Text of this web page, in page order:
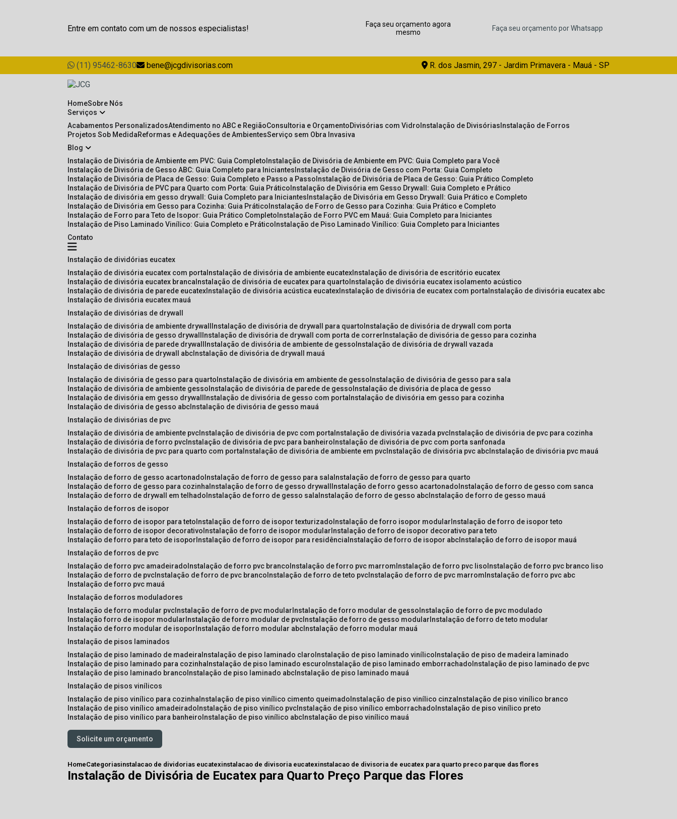
Entre em contato com um de nossos especialistas!
Faça seu orçamento agora
mesmo
Faça seu orçamento por Whatsapp
(11) 95462-8630 bene@jcgdivisorias.com R. dos Jasmin, 297 - Jardim Primavera - Mauá - SP
Home Sobre Nós
Serviços
Acabamentos Personalizados Atendimento no ABC e Região Consultoria e Orçamento Divisórias com Vidro Instalação de Divisórias Instalação de Forros
Projetos Sob Medida
Reformas e Adequações de Ambientes Serviço sem Obra Invasiva
Blog
Instalação de Divisória de Ambiente em PVC: Guia Completo Instalação de Divisória de Ambiente em PVC: Guia Completo para Você
Instalação de Divisória de Gesso ABC: Guia Completo para Iniciantes Instalação de Divisória de Gesso com Porta: Guia Completo
Instalação de Divisória de Placa de Gesso: Guia Completo e Passo a Passo Instalação de Divisória de Placa de Gesso: Guia Prático Completo
Instalação de Divisória de PVC para Quarto com Porta: Guia Prático Instalação de Divisória em Gesso Drywall: Guia Completo e Prático
Instalação de divisória em gesso drywall: Guia Completo para Iniciantes Instalação de Divisória em Gesso Drywall: Guia Prático e Completo
Instalação de Divisória em Gesso para Cozinha: Guia Prático Instalação de Forro de Gesso para Cozinha: Guia Prático e Completo
Instalação de Forro para Teto de Isopor: Guia Prático Completo Instalação de Forro PVC em Mauá: Guia Completo para Iniciantes
Instalação de Piso Laminado Vinílico: Guia Completo e Prático Instalação de Piso Laminado Vinílico: Guia Completo para Iniciantes
Contato
instalação de dividórias eucatex
instalação de divisória eucatex com porta instalação de divisória de ambiente eucatex instalação de divisória de escritório eucatex
instalação de divisória eucatex branca instalação de divisória de eucatex para quarto instalação de divisória eucatex isolamento acústico
instalação de divisória de parede eucatex instalação de divisória acústica eucatex instalação de divisória de eucatex com porta instalação de divisória eucatex abc
instalação de divisória eucatex mauá
instalação de divisórias de drywall
instalação de divisória de ambiente drywall
instalação de divisória de drywall para quarto instalação de divisória de drywall com porta
instalação de divisória de gesso drywall
instalação de divisória de drywall com porta de correr instalação de divisória de gesso para cozinha
instalação de divisória de parede drywall
instalação de divisória de ambiente de gesso instalação de divisória de drywall vazada
instalação de divisória de drywall abc instalação de divisória de drywall mauá
instalação de divisórias de gesso
instalação de divisória de gesso para quarto instalação de divisória em ambiente de gesso instalação de divisória de gesso para sala
instalação de divisória de ambiente gesso instalação de divisória de parede de gesso instalação de divisória de placa de gesso
instalação de divisória em gesso drywall
instalação de divisória de gesso com porta instalação de divisória em gesso para cozinha
instalação de divisória de gesso abc instalação de divisória de gesso mauá
instalação de divisórias de pvc
instalação de divisória de ambiente pvc instalação de divisória de pvc com porta instalação de divisória vazada pvc instalação de divisória de pvc para cozinha
instalação de divisória de forro pvc instalação de divisória de pvc para banheiro instalação de divisória de pvc com porta sanfonada
instalação de divisória de pvc para quarto com porta instalação de divisória de ambiente em pvc instalação de divisória pvc abc instalação de divisória pvc mauá
instalação de forros de gesso
instalação de forro de gesso acartonado instalação de forro de gesso para sala instalação de forro de gesso para quarto
instalação de forro de gesso para cozinha instalação de forro de gesso drywall instalação de forro gesso acartonado instalação de forro de gesso com sanca
instalação de forro de drywall em telhado instalação de forro de gesso sala instalação de forro de gesso abc instalação de forro de gesso mauá
instalação de forros de isopor
instalação de forro de isopor para teto instalação de forro de isopor texturizado instalação de forro isopor modular instalação de forro de isopor teto
instalação de forro de isopor decorativo instalação de forro de isopor modular instalação de forro de isopor decorativo para teto
instalação de forro para teto de isopor instalação de forro de isopor para residência instalação de forro de isopor abc instalação de forro de isopor mauá
instalação de forros de pvc
instalação de forro pvc amadeirado instalação de forro pvc branco instalação de forro pvc marrom instalação de forro pvc liso instalação de forro pvc branco liso
instalação de forro de pvc instalação de forro de pvc branco instalação de forro de teto pvc instalação de forro de pvc marrom instalação de forro pvc abc
instalação de forro pvc mauá
instalação de forros moduladores
instalação de forro modular pvc instalação de forro de pvc modular instalação de forro modular de gesso instalação de forro de pvc modulado
instalação forro de isopor modular instalação de forro modular de pvc instalação de forro de gesso modular instalação de forro de teto modular
instalação de forro modular de isopor instalação de forro modular abc instalação de forro modular mauá
instalação de pisos laminados
instalação de piso laminado de madeira instalação de piso laminado claro instalação de piso laminado vinílico instalação de piso de madeira laminado
instalação de piso laminado para cozinha instalação de piso laminado escuro instalação de piso laminado emborrachado instalação de piso laminado de pvc
instalação de piso laminado branco instalação de piso laminado abc instalação de piso laminado mauá
instalação de pisos vinílicos
instalação de piso vinílico para cozinha instalação de piso vinílico cimento queimado instalação de piso vinílico cinza instalação de piso vinílico branco
instalação de piso vinílico amadeirado instalação de piso vinílico pvc instalação de piso vinílico emborrachado instalação de piso vinílico preto
instalação de piso vinílico para banheiro instalação de piso vinílico abc instalação de piso vinílico mauá
Solicite um orçamento
HomeCategoriasinstalacao de dividorias eucatexinstalacao de divisoria eucatexinstalacao de divisoria de eucatex para quarto preco parque das flores
Instalação de Divisória de Eucatex para Quarto Preço Parque das Flores